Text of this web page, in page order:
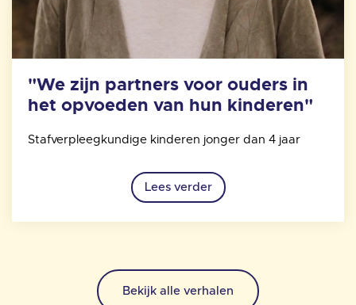
"We zijn partners voor ouders in
het opvoeden van hun kinderen"
Stafverpleegkundige kinderen jonger dan 4 jaar
Lees verder
Bekijk alle verhalen